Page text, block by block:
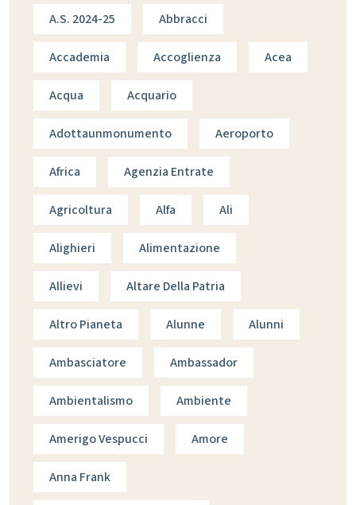
A.s. 2024-25 Abbracci
Accademia Accoglienza Acea
Acqua Acquario
Adottaunmonumento Aeroporto
Africa Agenzia Entrate
Agricoltura Alfa Ali
Alighieri Alimentazione
Allievi Altare Della Patria
Altro Pianeta Alunne Alunni
Ambasciatore Ambassador
Ambientalismo Ambiente
Amerigo Vespucci Amore
Anna Frank